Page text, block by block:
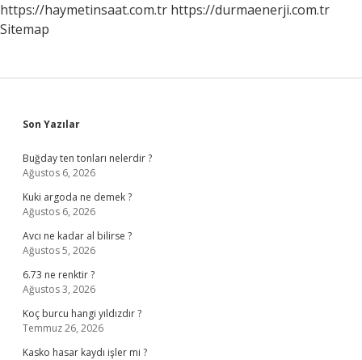
https://haymetinsaat.com.tr https://durmaenerji.com.tr
Sitemap
Sidebar
Son Yazılar
Buğday ten tonları nelerdir ?
Ağustos 6, 2026
Kuki argoda ne demek ?
Ağustos 6, 2026
Avcı ne kadar al bilirse ?
Ağustos 5, 2026
6.73 ne renktir ?
Ağustos 3, 2026
Koç burcu hangi yıldızdır ?
Temmuz 26, 2026
Kasko hasar kaydı işler mi ?